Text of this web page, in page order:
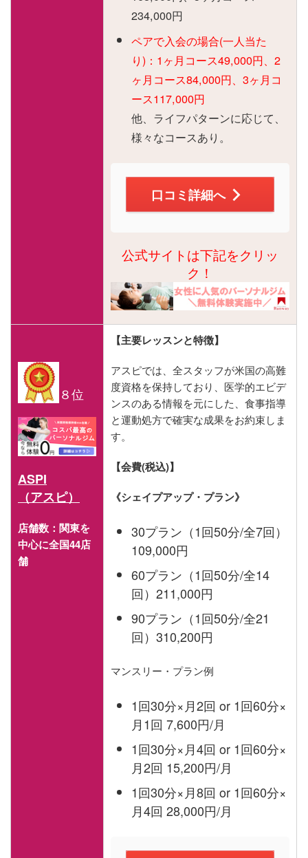
234,000円
ペアで入会の場合(一人当た
り)：1ヶ月コース49,000円、2
ヶ月コース84,000円、3ヶ月コ
ース117,000円
他、ライフパターンに応じて、
様々なコースあり。
口コミ詳細へ
公式サイトは下記をクリッ
ク！
８位
ASPI
（アスピ）
店舗数：関東を
中心に全国44店
舗
【主要レッスンと特徴】
アスピでは、全スタッフが米国の高難
度資格を保持しており、医学的エビデ
ンスのある情報を元にした、食事指導
と運動処方で確実な成果をお約束しま
す。
【会費(税込)】
《シェイプアップ・プラン》
30プラン（1回50分/全7回）
109,000円
60プラン（1回50分/全14
回）211,000円
90プラン（1回50分/全21
回）310,200円
マンスリー・プラン例
1回30分×月2回 or 1回60分×
月1回 7,600円/月
1回30分×月4回 or 1回60分×
月2回 15,200円/月
1回30分×月8回 or 1回60分×
月4回 28,000円/月